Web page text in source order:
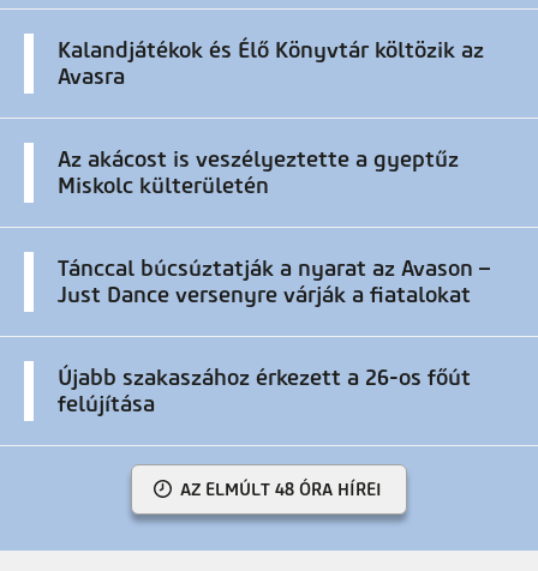
Kalandjátékok és Élő Könyvtár költözik az
Avasra
Az akácost is veszélyeztette a gyeptűz
Miskolc külterületén
Tánccal búcsúztatják a nyarat az Avason –
Just Dance versenyre várják a fiatalokat
Újabb szakaszához érkezett a 26-os főút
felújítása
AZ ELMÚLT 48 ÓRA HÍREI